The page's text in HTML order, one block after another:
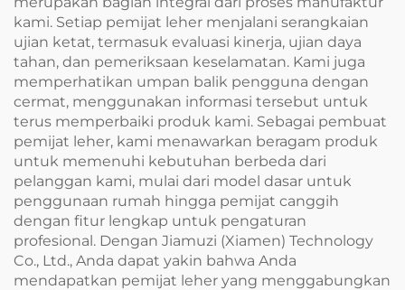
kami. Setiap pemijat leher menjalani serangkaian
ujian ketat, termasuk evaluasi kinerja, ujian daya
tahan, dan pemeriksaan keselamatan. Kami juga
memperhatikan umpan balik pengguna dengan
cermat, menggunakan informasi tersebut untuk
terus memperbaiki produk kami. Sebagai pembuat
pemijat leher, kami menawarkan beragam produk
untuk memenuhi kebutuhan berbeda dari
pelanggan kami, mulai dari model dasar untuk
penggunaan rumah hingga pemijat canggih
dengan fitur lengkap untuk pengaturan
profesional. Dengan Jiamuzi (Xiamen) Technology
Co., Ltd., Anda dapat yakin bahwa Anda
mendapatkan pemijat leher yang menggabungkan